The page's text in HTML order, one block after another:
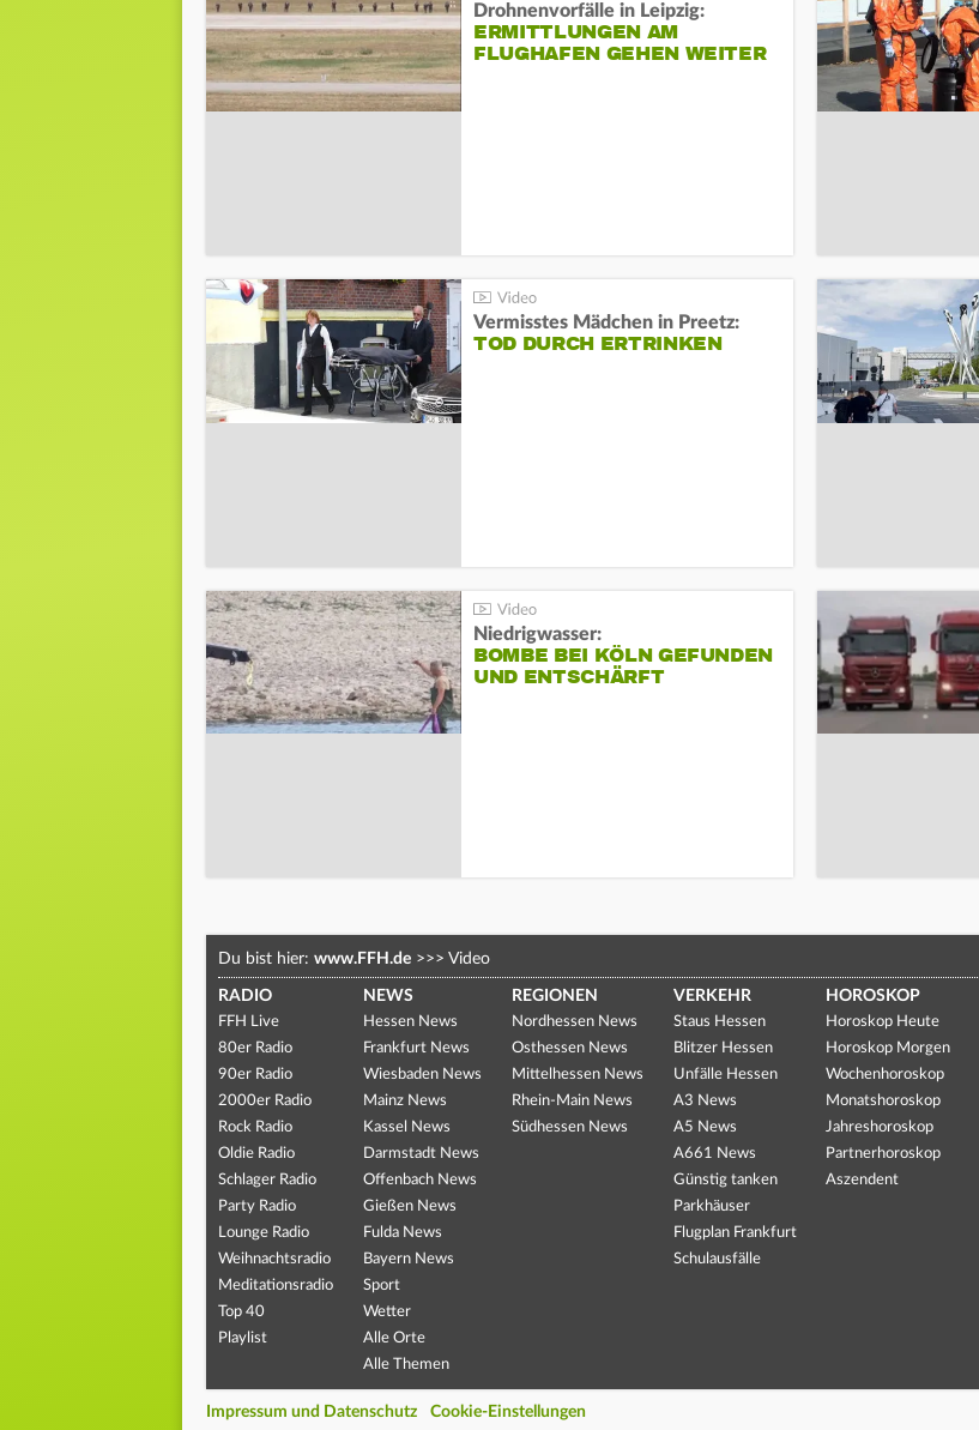
Drohnenvorfälle in Leipzig:
ERMITTLUNGEN AM
FLUGHAFEN GEHEN WEITER
Vermisstes Mädchen in Preetz:
TOD DURCH ERTRINKEN
Niedrigwasser:
BOMBE BEI KÖLN GEFUNDEN
UND ENTSCHÄRFT
Du bist hier: www.FFH.de >>> Video
RADIO
FFH Live
80er Radio
90er Radio
2000er Radio
Rock Radio
Oldie Radio
Schlager Radio
Party Radio
Lounge Radio
Weihnachtsradio
Meditationsradio
Top 40
Playlist
NEWS
Hessen News
Frankfurt News
Wiesbaden News
Mainz News
Kassel News
Darmstadt News
Offenbach News
Gießen News
Fulda News
Bayern News
Sport
Wetter
Alle Orte
Alle Themen
REGIONEN
Nordhessen News
Osthessen News
Mittelhessen News
Rhein-Main News
Südhessen News
VERKEHR
Staus Hessen
Blitzer Hessen
Unfälle Hessen
A3 News
A5 News
A661 News
Günstig tanken
Parkhäuser
Flugplan Frankfurt
Schulausfälle
HOROSKOP
Horoskop Heute
Horoskop Morgen
Wochenhoroskop
Monatshoroskop
Jahreshoroskop
Partnerhoroskop
Aszendent
Impressum und Datenschutz Cookie-Einstellungen